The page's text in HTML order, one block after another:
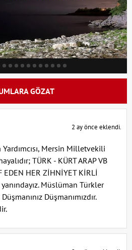
GÖZAT
2 ay önce eklendi.
Yardımcısı, Mersin Milletvekili
TÜRK - KÜRT ARAP VB
EDEN HER ZİHNİYET KİRLİ
yanındayız. Müslüman Türkler
Düşmanımızdır.